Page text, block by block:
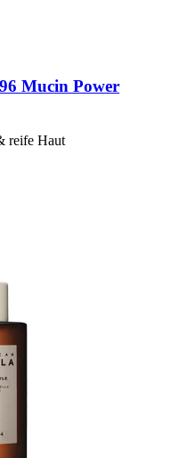
Mucin Power
reife Haut